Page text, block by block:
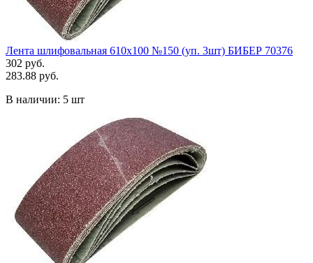
Лента шлифовальная 610х100 №150 (уп. 3шт) БИБЕР 70376
302 руб.
283.88 руб.
В наличии: 5 шт